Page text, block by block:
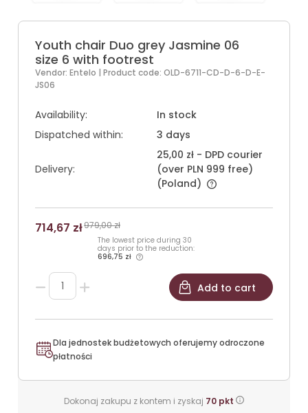
Youth chair Duo grey Jasmine 06
size 6 with footrest
Vendor: Entelo | Product code: OLD-6711-CD-D-6-D-E-
JS06
Availability:
In stock
Dispatched within:
3 days
Delivery:
25,00 zł - DPD courier
(over PLN 999 free)
(Poland)
714,67 zł979,00 zł
The lowest price during 30
days prior to the reduction:
696,75 zł
Add to cart
Dla jednostek budżetowych oferujemy odroczone
płatności
Dokonaj zakupu z kontem i zyskaj 70 pkt